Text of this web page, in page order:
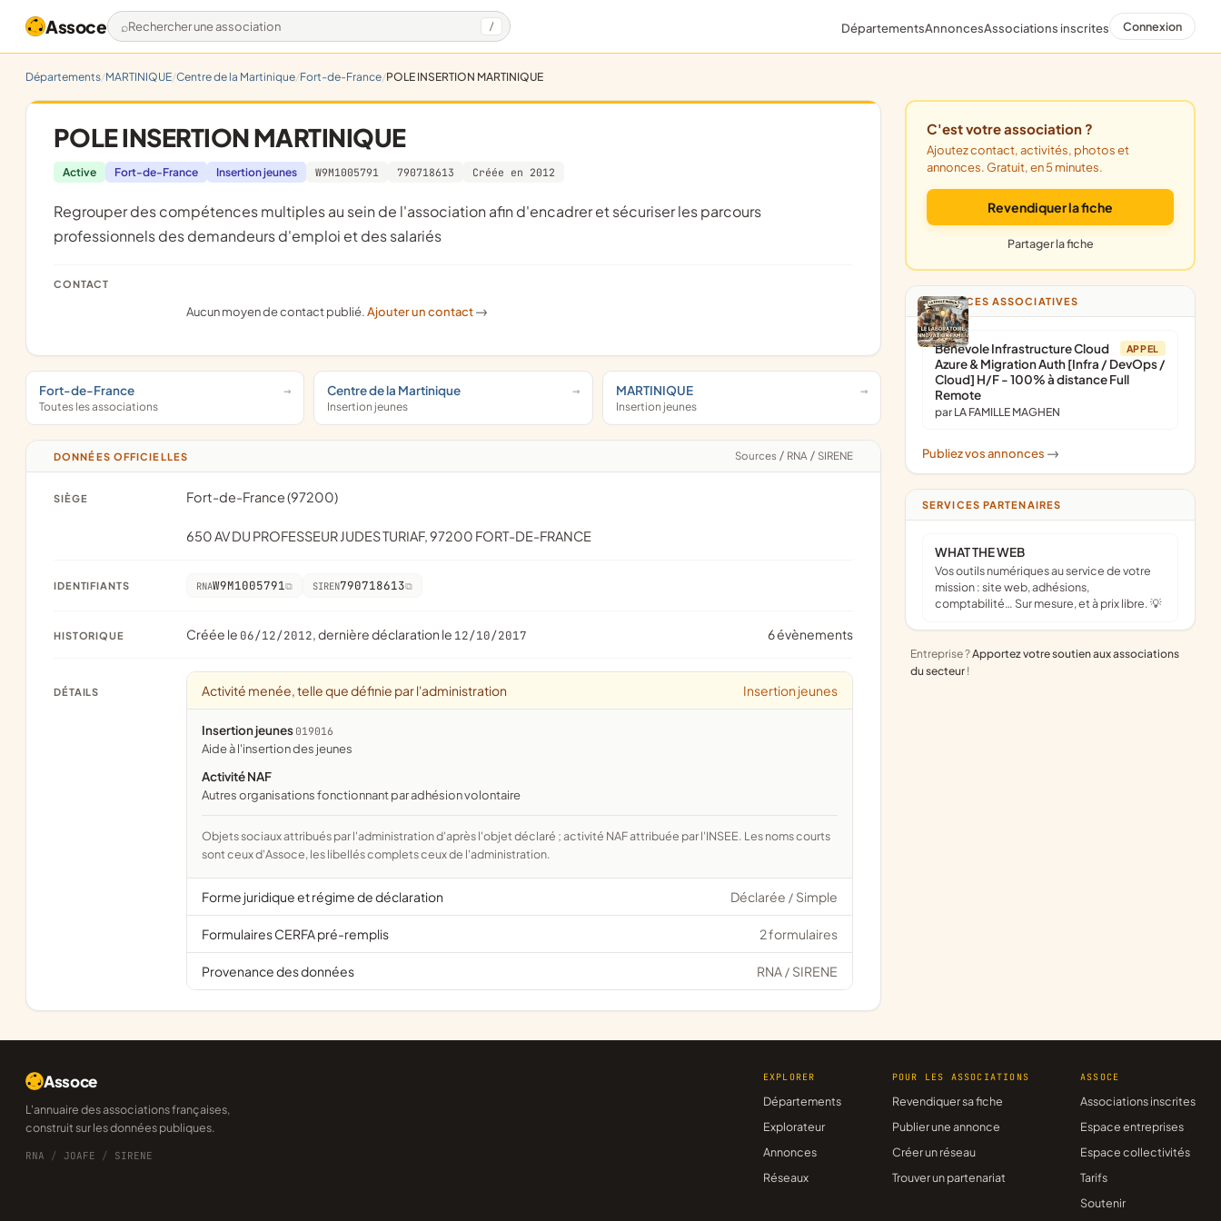
Assoce Rechercher une association / DépartementsAnnoncesAssociations inscrites Connexion
Départements MARTINIQUE Centre de la Martinique Fort-de-France POLE INSERTION MARTINIQUE
POLE INSERTION MARTINIQUE
Active Fort-de-France Insertion jeunes W9M1005791 790718613 Créée en 2012
regrouper des compétences multiples au sein de l'association afin d'encadrer et sécuriser les parcours
professionnels des demandeurs d'emploi et des salariés
CONTACT
Aucun moyen de contact publié.Ajouter un contact ->
Fort-de-France
Toutes les associations
Centre de la Martinique
Insertion jeunes
MARTINIQUE
Insertion jeunes
DONNÉES OFFICIELLES Sources / RNA / SIRENE
SIÈGE Fort-de-France (97200)
650 AV DU PROFESSEUR JUDES TURIAF, 97200 FORT-DE-FRANCE
IDENTIFIANTS RNAW9M1005791 SIREN790718613
HISTORIQUE Créée le 06/12/2012, dernière déclaration le 12/10/2017 6 évènements
DÉTAILS Activité menée, telle que définie par l'administration Insertion jeunes
Insertion jeunes 019016
aide à l'insertion des jeunes
Activité NAF
Autres organisations fonctionnant par adhésion volontaire
Objets sociaux attribués par l'administration d'après l'objet déclaré ; activité NAF attribuée par l'INSEE. Les noms courts
sont ceux d'Assoce, les libellés complets ceux de l'administration.
Forme juridique et régime de déclaration Déclarée / Simple
Formulaires CERFA pré-remplis 2 formulaires
Provenance des données RNA / SIRENE
C'est votre association ?
Ajoutez contact, activités, photos et
annonces. Gratuit, en 5 minutes.
Revendiquer la fiche
Partager la fiche
ANNONCES ASSOCIATIVES
APPEL
Bénévole Infrastructure Cloud
Azure & Migration Auth [Infra / DevOps /
Cloud] H/F - 100% à distance Full
Remote
par LA FAMILLE MAGHEN
Publiez vos annonces ->
SERVICES PARTENAIRES
WHAT THE WEB
Vos outils numériques au service de votre
mission : site web, adhésions,
comptabilité… Sur mesure, et à prix libre. 💡
Entreprise ?Apportez votre soutien aux associations
du secteur !
Assoce
L'annuaire des associations françaises,
construit sur les données publiques.
RNA / JOAFE / SIRENE
EXPLORER
Départements
Explorateur
Annonces
Réseaux
POUR LES ASSOCIATIONS
Revendiquer sa fiche
Publier une annonce
Créer un réseau
Trouver un partenariat
ASSOCE
Associations inscrites
Espace entreprises
Espace collectivités
Tarifs
Soutenir